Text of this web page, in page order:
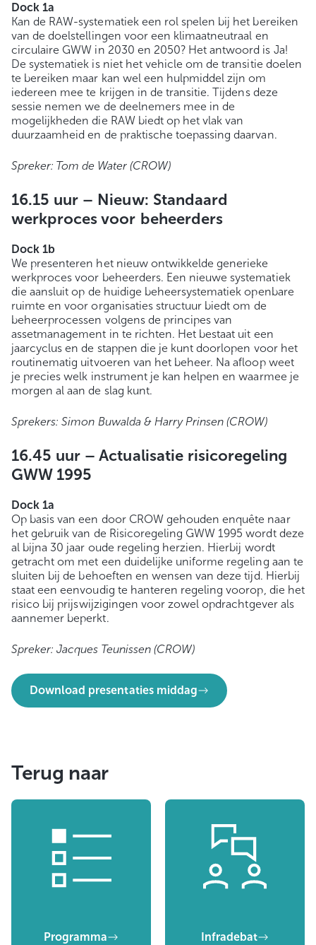
Dock 1a
Kan de RAW-systematiek een rol spelen bij het bereiken
van de doelstellingen voor een klimaatneutraal en
circulaire GWW in 2030 en 2050? Het antwoord is Ja!
De systematiek is niet het vehicle om de transitie doelen
te bereiken maar kan wel een hulpmiddel zijn om
iedereen mee te krijgen in de transitie. Tijdens deze
sessie nemen we de deelnemers mee in de
mogelijkheden die RAW biedt op het vlak van
duurzaamheid en de praktische toepassing daarvan.
Spreker: Tom de Water (CROW)
16.15 uur – Nieuw: Standaard
werkproces voor beheerders
Dock 1b
We presenteren het nieuw ontwikkelde generieke
werkproces voor beheerders. Een nieuwe systematiek
die aansluit op de huidige beheersystematiek openbare
ruimte en voor organisaties structuur biedt om de
beheerprocessen volgens de principes van
assetmanagement in te richten. Het bestaat uit een
jaarcyclus en de stappen die je kunt doorlopen voor het
routinematig uitvoeren van het beheer. Na afloop weet
je precies welk instrument je kan helpen en waarmee je
morgen al aan de slag kunt.
Sprekers: Simon Buwalda & Harry Prinsen (CROW)
16.45 uur –Actualisatie risicoregeling
GWW 1995
Dock 1a
Op basis van een door CROW gehouden enquête naar
het gebruik van de Risicoregeling GWW 1995 wordt deze
al bijna 30 jaar oude regeling herzien. Hierbij wordt
getracht om met een duidelijke uniforme regeling aan te
sluiten bij de behoeften en wensen van deze tijd. Hierbij
staat een eenvoudig te hanteren regeling voorop, die het
risico bij prijswijzigingen voor zowel opdrachtgever als
aannemer beperkt.
Spreker: Jacques Teunissen (CROW)
Download presentaties middag
Terug naar
Programma Infradebat